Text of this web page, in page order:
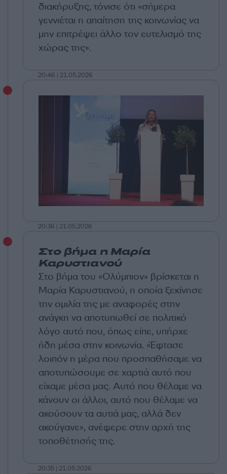
διακήρυξης, τόνισε ότι «σήμερα
γεννιέται η απαίτηση της κοινωνίας να
μην επιτρέψει άλλο τον ευτελισμό της
χώρας της».
20:46 | 21.05.2026
20:36 | 21.05.2026
Στο βήμα η Μαρία
Καρυστιανού
Στο βήμα του «Ολύμπιον» βρίσκεται η
Μαρία Καρυστιανού, η οποία ξεκίνησε
την ομιλία της με αναφορές στην
ανάγκη να αποτυπωθεί σε πολιτικό
λόγο αυτό που, όπως είπε, υπήρχε
ήδη μέσα στην κοινωνία. «Έφτασε
λοιπόν η μέρα που προσπαθήσαμε να
αποτυπώσουμε σε χαρτιά αυτό που
είχαμε μέσα μας. Αυτό που θέλαμε να
κάνουν οι άλλοι, αυτό που θέλαμε να
ακούσουν τα αυτιά μας, αλλά δεν
ακούγανε», ανέφερε στην αρχή της
τοποθέτησής της.
20:35 | 21.05.2026